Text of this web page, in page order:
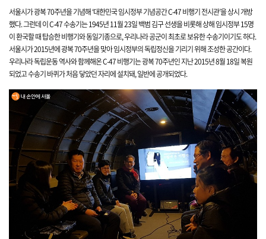
서울시가 광복 70주년을 기념해 ‘대한민국 임시정부 기념공간 C-47 비행기 전시관’을 상시 개방
했다. 그런데 이 C-47 수송기는 1945년 11월23일 백범 김구 선생을 비롯해 상해 임시정부 15명
이 환국할 때 탑승한 비행기와 동일기종으로, 우리나라 공군이 최초로 보유한 수송기이기도 하다.
서울시가 2015년에 광복 70주년을 맞아 임시정부의 독립정신을 기리기 위해 조성한 공간이다.
우리나라 독립운동 역사와 함께해온 C-47 비행기는 광복 70주년인 지난 2015년 8월 18일 복원
되었고 수송기 바퀴가 처음 닿았던 자리에 설치돼, 일반에 공개되었다.